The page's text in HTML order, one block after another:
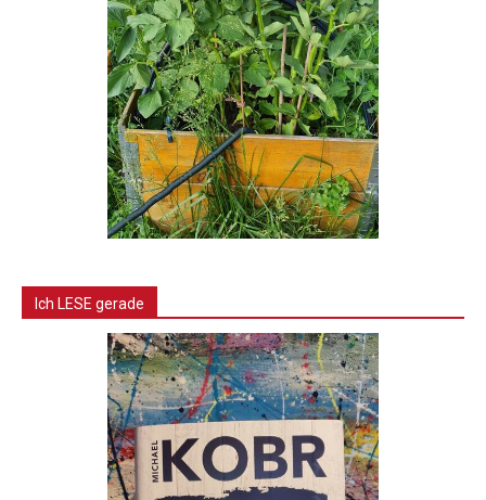
Ich LESE gerade